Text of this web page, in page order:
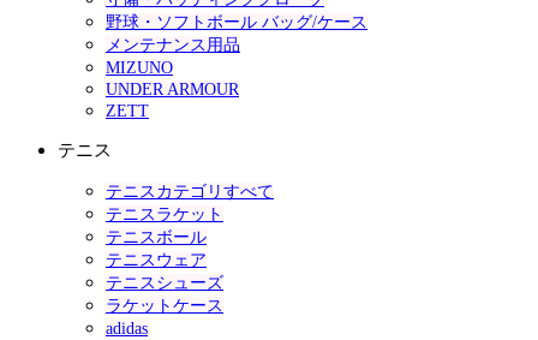
野球・ソフトボール バッグ/ケース
メンテナンス用品
MIZUNO
UNDER ARMOUR
ZETT
テニス
テニスカテゴリすべて
テニスラケット
テニスボール
テニスウェア
テニスシューズ
ラケットケース
adidas